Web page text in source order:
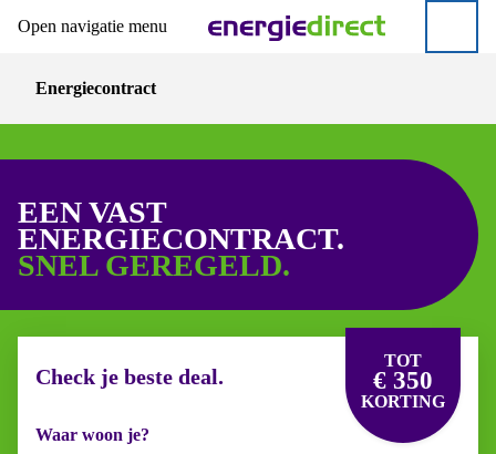
Direct naar hoofdinhoud
Direct naar inloggen
Open navigatie menu
Energiecontract
EEN VAST
ENERGIECONTRACT.
SNEL GEREGELD.
Check je beste deal.
TOT
€ 350
KORTING
Waar woon je?